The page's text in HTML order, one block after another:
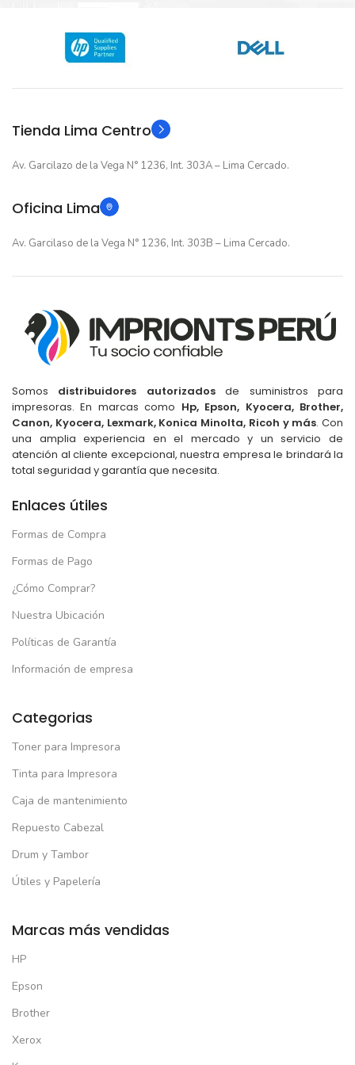
GARANTIA 12 meses
GARANTIA 12 meses
TIPO Original
Tienda Lima Centro
Av. Garcilazo de la Vega N° 1236, Int. 303A – Lima Cercado.
Oficina Lima
Av. Garcilaso de la Vega N° 1236, Int. 303B – Lima Cercado.
Somos distribuidores autorizadosde suministros para
impresoras. En marcas como Hp, Epson, Kyocera, Brother,
Canon, Kyocera, Lexmark, Konica Minolta, Ricoh y más. Con
una amplia experiencia en el mercado y un servicio de
atención al cliente excepcional, nuestra empresa le brindará la
total seguridad y garantía que necesita.
Enlaces útiles
Formas de Compra
Formas de Pago
¿Cómo Comprar?
Nuestra Ubicación
Políticas de Garantía
Información de empresa
Categorias
Toner para Impresora
Tinta para Impresora
Caja de mantenimiento
Repuesto Cabezal
Drum y Tambor
Útiles y Papelería
Marcas más vendidas
HP
Epson
Brother
Xerox